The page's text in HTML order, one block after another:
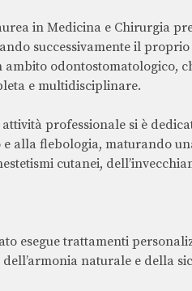
in Medicina e Chirurgia
successivamente il
odontostomatologico,
e multidisciplinare.
professionale si è
e alla flebologia, maturando
cutanei,
esegue trattamenti
naturale e della